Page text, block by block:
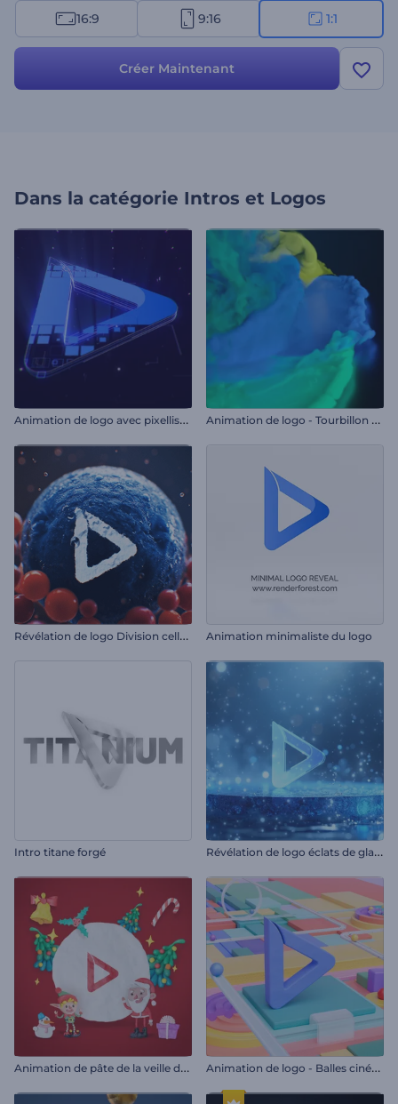
présentations de projets connexes. Il vous suffit de glisser-déposer
votre fichier, d'ajouter votre légende et de vous préparer à profiter
ce modèle dès maintenant !
16:9 9:16 1:1
Créer Maintenant
Dans la catégorie Intros et Logos
A
nimation de logo avec pixellisation A
nimation de logo - Tourbillon de fumée
R
évélation de logo Division cellulaire Animation minimaliste du logo
Intro titane forgé R
évélation de logo éclats de glace
A
nimation de pâte de la veille de Noël A
nimation de logo - Balles cinétiques